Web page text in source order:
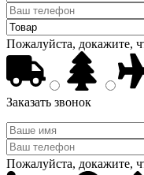
Пожалуйста, докажите,
Заказать звонок
Пожалуйста, докажите,